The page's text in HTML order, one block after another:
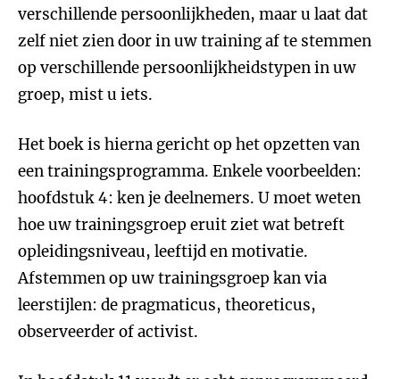
verschillende persoonlijkheden, maar u laat dat
zelf niet zien door in uw training af te stemmen
op verschillende persoonlijkheidstypen in uw
groep, mist u iets.
Het boek is hierna gericht op het opzetten van
een trainingsprogramma. Enkele voorbeelden:
hoofdstuk 4: ken je deelnemers. U moet weten
hoe uw trainingsgroep eruit ziet wat betreft
opleidingsniveau, leeftijd en motivatie.
Afstemmen op uw trainingsgroep kan via
leerstijlen: de pragmaticus, theoreticus,
observeerder of activist.